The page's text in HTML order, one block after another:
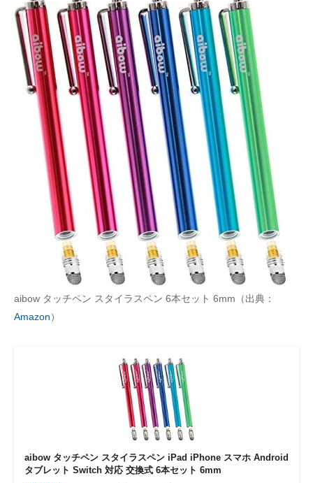
aibow タッチペン スタイラスペン 6本セット 6mm（出典：
Amazon）
aibow タッチペン スタイラスペン iPad iPhone スマホ Android
タブレット Switch 対応 交換式 6本セット 6mm